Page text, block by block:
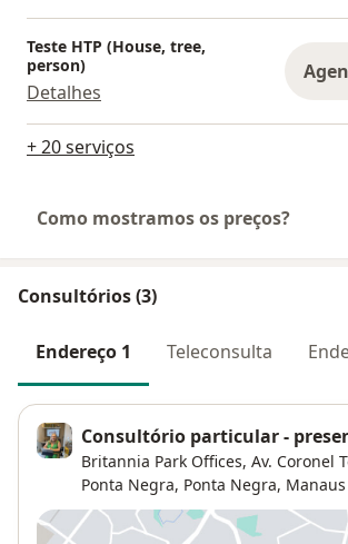
Teste HTP (House, tree,
person)
Detalhes
+ 20 serviços
Como mostramos os preços?
Consultórios (3)
Endereço 1 Teleconsulta
Consultório particular -
Britannia Park Offices, Av. Coronel
Ponta Negra, Ponta Negra, Manaus